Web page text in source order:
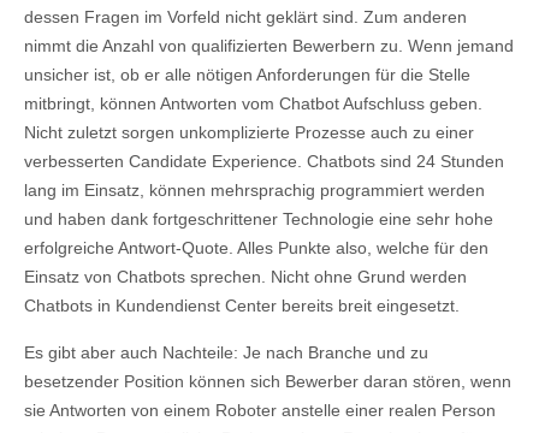
dessen Fragen im Vorfeld nicht geklärt sind. Zum anderen
nimmt die Anzahl von qualifizierten Bewerbern zu. Wenn jemand
unsicher ist, ob er alle nötigen Anforderungen für die Stelle
mitbringt, können Antworten vom Chatbot Aufschluss geben.
Nicht zuletzt sorgen unkomplizierte Prozesse auch zu einer
verbesserten Candidate Experience. Chatbots sind 24 Stunden
lang im Einsatz, können mehrsprachig programmiert werden
und haben dank fortgeschrittener Technologie eine sehr hohe
erfolgreiche Antwort-Quote. Alles Punkte also, welche für den
Einsatz von Chatbots sprechen. Nicht ohne Grund werden
Chatbots in Kundendienst Center bereits breit eingesetzt.
Es gibt aber auch Nachteile: Je nach Branche und zu
besetzender Position können sich Bewerber daran stören, wenn
sie Antworten von einem Roboter anstelle einer realen Person